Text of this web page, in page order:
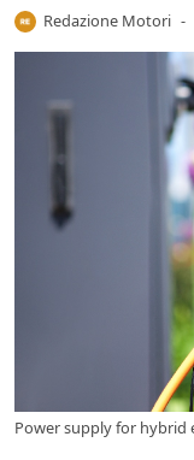
Redazione Motori -
Power supply for hybrid